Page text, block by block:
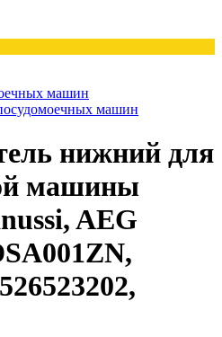
машин
машин
нижний для
машины
AEG